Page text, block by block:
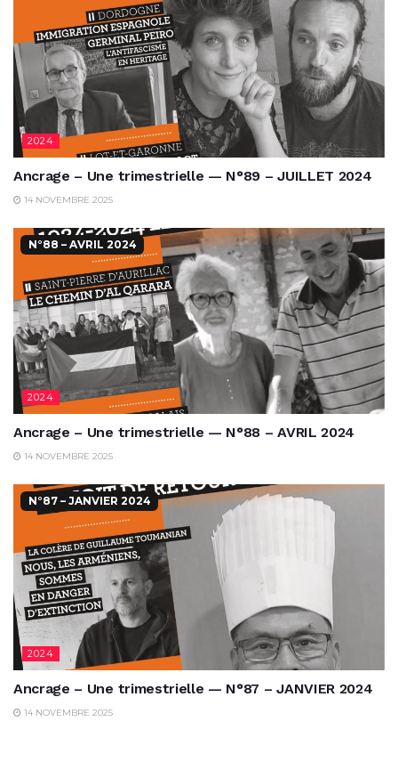
2024
Ancrage – Une trimestrielle — N°89 – JUILLET 2024
14 NOVEMBRE 2025
N°88 – AVRIL 2024
2024
Ancrage – Une trimestrielle — N°88 – AVRIL 2024
14 NOVEMBRE 2025
N°87 – JANVIER 2024
2024
Ancrage – Une trimestrielle — N°87 – JANVIER 2024
14 NOVEMBRE 2025